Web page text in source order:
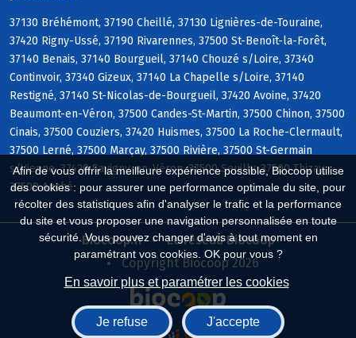
Afin de vous offrir la meilleure expérience possible, Biocoop utilise
des cookies : pour assurer une performance optimale du site, pour
récolter des statistiques afin d'analyser le trafic et la performance
du site et vous proposer une navigation personnalisée en toute
sécurité. Vous pouvez changer d'avis à tout moment en
paramétrant vos cookies. OK pour vous ?
En savoir plus et paramétrer les cookies
Je refuse J'accepte
37130 Bréhémont, 37190 Cheillé, 37130 Lignières-de-Touraine,
37420 Rigny-Ussé, 37190 Rivarennes, 37500 St-Benoît-la-Forêt,
37140 Benais, 37140 Bourgueil, 37140 Chouzé s/Loire, 37340
Continvoir, 37340 Gizeux, 37140 La Chapelle s/Loire, 37140
Restigné, 37140 St-Nicolas-de-Bourgueil, 37420 Avoine, 37420
Beaumont-en-Véron, 37500 Candes-St-Martin, 37500 Chinon, 37500
Cinais, 37500 Couziers, 37420 Huismes, 37500 La Roche-Clermault,
37500 Lerné, 37500 Marçay, 37500 Rivière, 37500 St-Germain
s/Vienne, 37420 Savigny-en-Véron, 37500 Seuilly, 37500 Thizay,
37500 Anché
Biocoop.fr
Le réseau Biocoop
Copyright Biocoop 2026